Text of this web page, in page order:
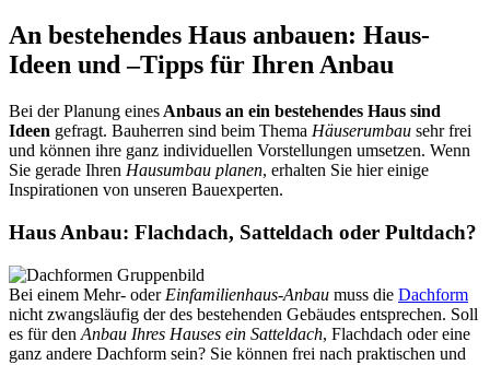
An bestehendes Haus anbauen: Haus-
Ideen und –Tipps für Ihren Anbau
Bei der Planung eines Anbaus an ein bestehendes Haus sind
Ideen gefragt. Bauherren sind beim Thema Häuserumbau sehr frei
und können ihre ganz individuellen Vorstellungen umsetzen. Wenn
Sie gerade Ihren Hausumbau planen, erhalten Sie hier einige
Inspirationen von unseren Bauexperten.
Haus Anbau: Flachdach, Satteldach oder Pultdach?
Bei einem Mehr- oder Einfamilienhaus-Anbau muss die Dachform
nicht zwangsläufig der des bestehenden Gebäudes entsprechen. Soll
es für den Anbau Ihres Hauses ein Satteldach, Flachdach oder eine
ganz andere Dachform sein? Sie können frei nach praktischen und